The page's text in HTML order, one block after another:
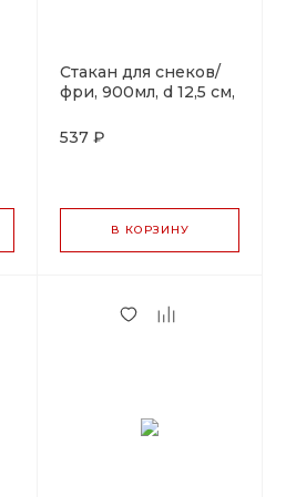
Стакан для снеков/
фри, 900мл, d 12,5 см,
Cuisine
537 ₽
В КОРЗИНУ